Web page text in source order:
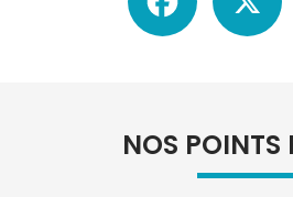
NOS POINTS